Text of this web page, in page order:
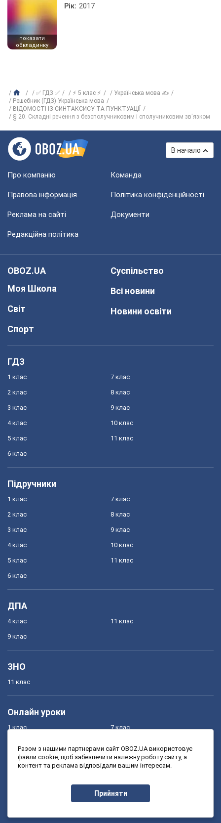
показати
обкладинку
Рік: 2017
✅ ГДЗ ✅ ⚡ 5 клас ⚡
Українська мова ✍
Решебник (ГДЗ) Українська мова
ВІДОМОСТІ ІЗ СИНТАКСИСУ ТА ПУНКТУАЦІЇ
§ 20. Складні речення з безсполучниковим і сполучниковим зв'язком
В начало
Про компанію Команда
Правова інформація Політика конфіденційності
Реклама на сайті Документи
Редакційна політика
OBOZ.UA
Моя Школа
Світ
Спорт
Суспільство
Всі новини
Новини освіти
ГДЗ
1 клас
2 клас
3 клас
4 клас
5 клас
6 клас
7 клас
8 клас
9 клас
10 клас
11 клас
Підручники
1 клас
2 клас
3 клас
4 клас
5 клас
6 клас
7 клас
8 клас
9 клас
10 клас
11 клас
ДПА
4 клас
9 клас
11 клас
ЗНО
11 клас
Онлайн уроки
1 клас
3 клас
7 клас
9 клас
Разом з нашими партнерами сайт OBOZ.UA використовує
файли cookie, щоб забезпечити належну роботу сайту, а
контент та реклама відповідали вашим інтересам.
Прийняти